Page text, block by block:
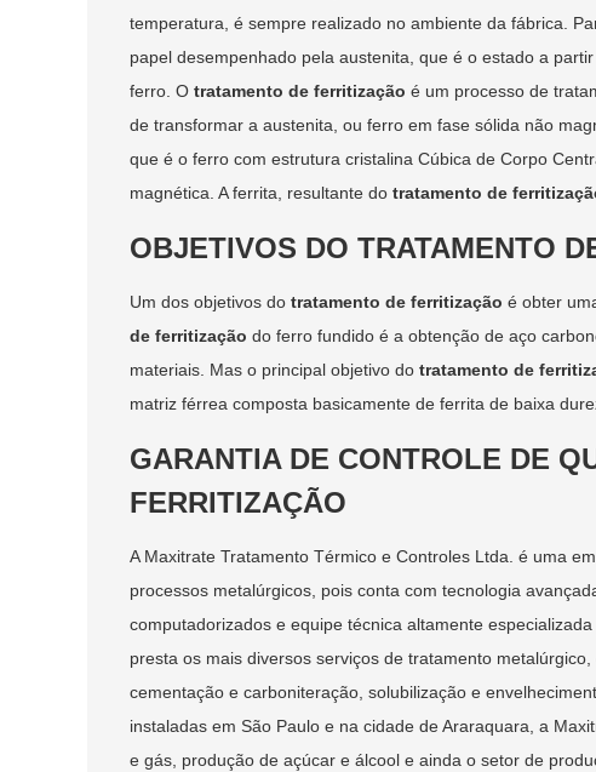
temperatura, é sempre realizado no ambiente da fábrica.
papel desempenhado pela austenita, que é o estado a
ferro. O tratamento de ferritização é um processo de
de transformar a austenita, ou ferro em fase sólida não
que é o ferro com estrutura cristalina Cúbica de Corpo
magnética. A ferrita, resultante do tratamento de
OBJETIVOS DO TRATAMENTO
Um dos objetivos do tratamento de ferritização é obter
de ferritização do ferro fundido é a obtenção de aço
materiais. Mas o principal objetivo do tratamento de
matriz férrea composta basicamente de ferrita de baixa
GARANTIA DE CONTROLE DE
FERRITIZAÇÃO
A Maxitrate Tratamento Térmico e Controles Ltda. é uma
processos metalúrgicos, pois conta com tecnologia
computadorizados e equipe técnica altamente
presta os mais diversos serviços de tratamento
cementação e carboniteração, solubilização e
instaladas em São Paulo e na cidade de Araraquara, a
e gás, produção de açúcar e álcool e ainda o setor de